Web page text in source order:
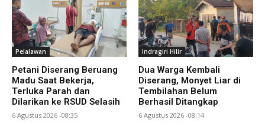
Pelalawan
Petani Diserang Beruang
Madu Saat Bekerja,
Terluka Parah dan
Dilarikan ke RSUD Selasih
6 Agustus 2026 -08:35
Indragiri Hilir
Dua Warga Kembali
Diserang, Monyet Liar di
Tembilahan Belum
Berhasil Ditangkap
6 Agustus 2026 -08:14